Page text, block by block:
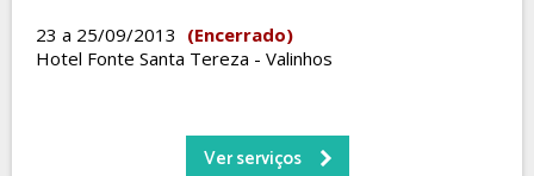
23 a 25/09/2013 (Encerrado)
Hotel Fonte Santa Tereza - Valinhos
Ver serviços